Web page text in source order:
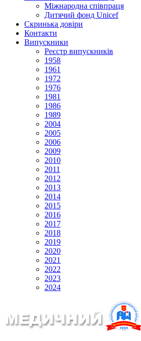
Міжнародна співпраця
Дитячий фонд Unicef
Скринька довіри
Контакти
Випускники
Реєстр випускників
1958
1961
1972
1976
1981
1986
1989
2004
2005
2006
2009
2010
2011
2012
2013
2014
2015
2016
2017
2018
2019
2020
2021
2022
2023
2024